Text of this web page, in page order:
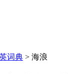
词典 > 海浪